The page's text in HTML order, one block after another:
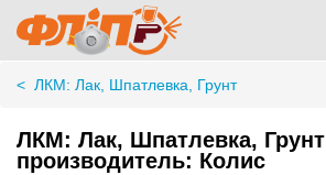
< ЛКМ: Лак, Шпатлевка, Грунт
ЛКМ: Лак, Шпатлевка, Грунт
производитель: Колис